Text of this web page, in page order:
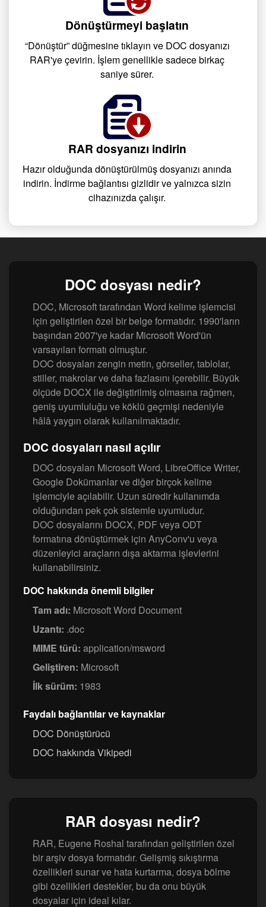
Dönüştürmeyi başlatın
“Dönüştür” düğmesine tıklayın ve DOC dosyanızı
RAR'ye çevirin. İşlem genellikle sadece birkaç
saniye sürer.
RAR dosyanızı indirin
Hazır olduğunda dönüştürülmüş dosyanızı anında
indirin. İndirme bağlantısı gizlidir ve yalnızca sizin
cihazınızda çalışır.
DOC dosyası nedir?
DOC, Microsoft tarafından Word kelime işlemcisi
için geliştirilen özel bir belge formatıdır. 1990'ların
başından 2007'ye kadar Microsoft Word'ün
varsayılan formatı olmuştur.
DOC dosyaları zengin metin, görseller, tablolar,
stiller, makrolar ve daha fazlasını içerebilir. Büyük
ölçüde DOCX ile değiştirilmiş olmasına rağmen,
geniş uyumluluğu ve köklü geçmişi nedeniyle
hâlâ yaygın olarak kullanılmaktadır.
DOC dosyaları nasıl açılır
DOC dosyaları Microsoft Word, LibreOffice Writer,
Google Dokümanlar ve diğer birçok kelime
işlemciyle açılabilir. Uzun süredir kullanımda
olduğundan pek çok sistemle uyumludur.
DOC dosyalarını DOCX, PDF veya ODT
formatına dönüştürmek için AnyConv'u veya
düzenleyici araçların dışa aktarma işlevlerini
kullanabilirsiniz.
DOC hakkında önemli bilgiler
Tam adı: Microsoft Word Document
Uzantı: .doc
MIME türü: application/msword
Geliştiren: Microsoft
İlk sürüm: 1983
Faydalı bağlantılar ve kaynaklar
DOC Dönüştürücü
DOC hakkında Vikipedi
RAR dosyası nedir?
RAR, Eugene Roshal tarafından geliştirilen özel
bir arşiv dosya formatıdır. Gelişmiş sıkıştırma
özellikleri sunar ve hata kurtarma, dosya bölme
gibi özellikleri destekler, bu da onu büyük
dosyalar için ideal kılar.